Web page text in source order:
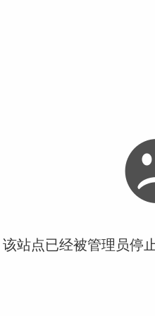
站点已经被管理员停